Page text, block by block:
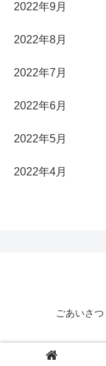
2022年9月
2022年8月
2022年7月
2022年6月
2022年5月
2022年4月
ごあいさつ